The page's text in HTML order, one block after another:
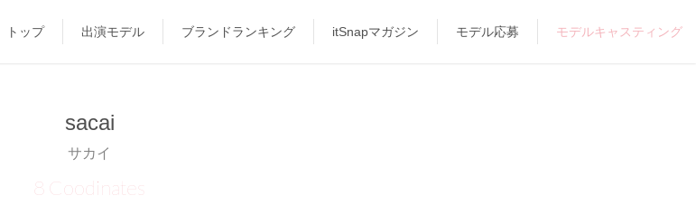
トップ 出演モデル ブランドランキング itSnapマガジン モデル応募 モデルキャスティング
sacai
サカイ
8 Coodinates